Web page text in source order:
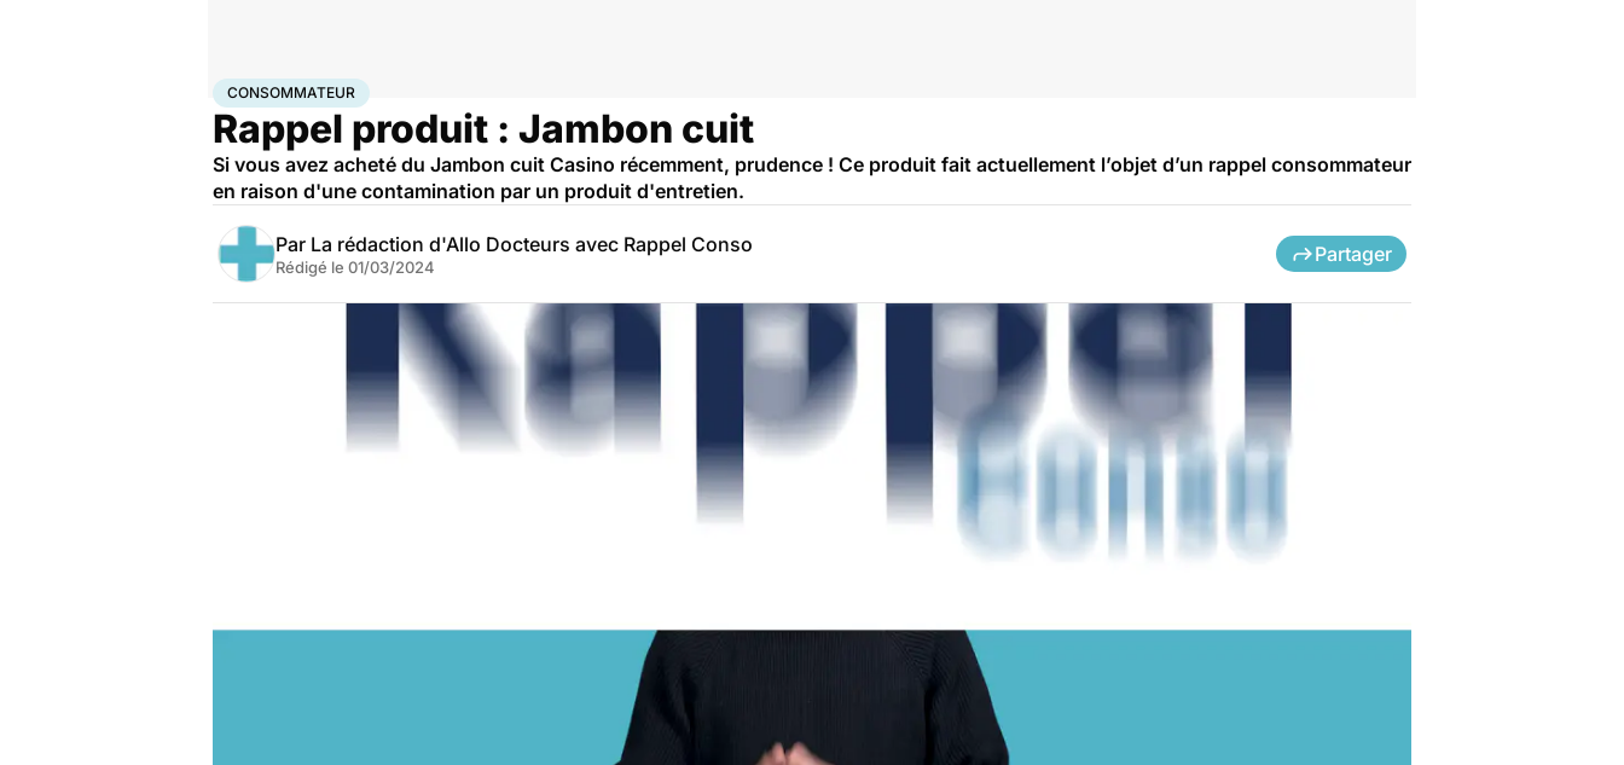
AccueilSantéConsommateur
CONSOMMATEUR
Rappel produit : Jambon cuit
Si vous avez acheté du Jambon cuit Casino récemment, prudence ! Ce produit fait actuellement l’objet d’un rappel consommateur
en raison d'une contamination par un produit d'entretien.
Par La rédaction d'Allo Docteurs avec Rappel Conso
Rédigé le 01/03/2024
Partager